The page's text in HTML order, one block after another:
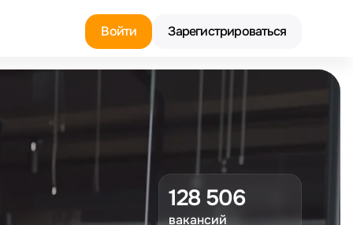
Войти Зарегистрироваться
128 506
вакансий